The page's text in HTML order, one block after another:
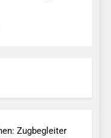
Zugbegleiter